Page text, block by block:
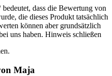
dass die Bewertung von
die dieses Produkt tatsächlich
können aber grundsätzlich
uns haben. Hinweis schließen
Maja